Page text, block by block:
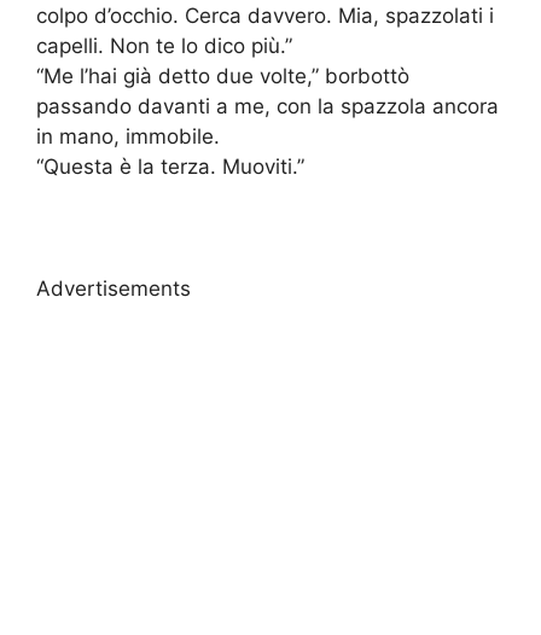
colpo d’occhio. Cerca davvero. Mia, spazzolati i
capelli. Non te lo dico più.”
“Me l’hai già detto due volte,” borbottò
passando davanti a me, con la spazzola ancora
in mano, immobile.
“Questa è la terza. Muoviti.”
Advertisements